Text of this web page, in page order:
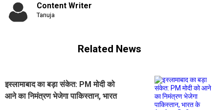
Content Writer
Tanuja
Related News
इस्लामाबाद का बड़ा संकेत: PM मोदी को
आने का निमंत्रण भेजेगा पाकिस्तान, भारत